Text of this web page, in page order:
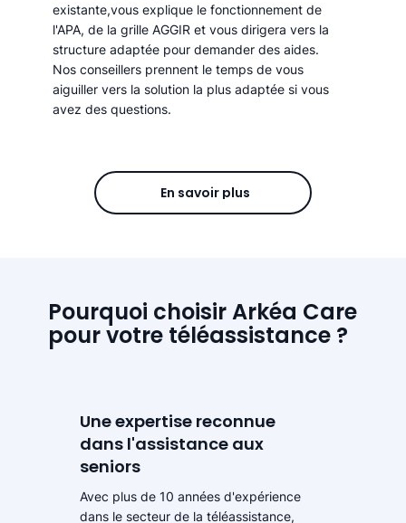
existante,vous explique le fonctionnement de
l'APA, de la grille AGGIR et vous dirigera vers la
structure adaptée pour demander des aides.
Nos conseillers prennent le temps de vous
aiguiller vers la solution la plus adaptée si vous
avez des questions.
En savoir plus
Pourquoi choisir Arkéa Care
pour votre téléassistance ?
Une expertise reconnue
dans l'assistance aux
seniors
Avec plus de 10 années d'expérience
dans le secteur de la téléassistance,